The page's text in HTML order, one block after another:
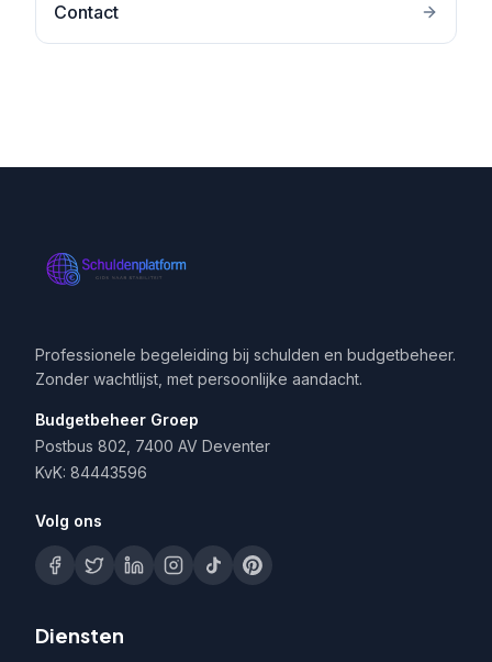
Contact
Professionele begeleiding bij schulden en budgetbeheer.
Zonder wachtlijst, met persoonlijke aandacht.
Budgetbeheer Groep
Postbus 802, 7400 AV Deventer
KvK: 84443596
Volg ons
Diensten